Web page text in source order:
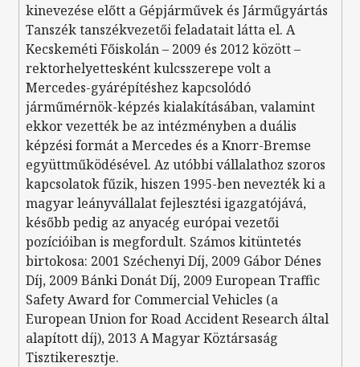
kinevezése előtt a Gépjárművek és Járműgyártás
Tanszék tanszékvezetői feladatait látta el. A
Kecskeméti Főiskolán – 2009 és 2012 között –
rektorhelyettesként kulcsszerepe volt a
Mercedes-gyárépítéshez kapcsolódó
járműmérnök-képzés kialakításában, valamint
ekkor vezették be az intézményben a duális
képzési formát a Mercedes és a Knorr-Bremse
együttműködésével. Az utóbbi vállalathoz szoros
kapcsolatok fűzik, hiszen 1995-ben nevezték ki a
magyar leányvállalat fejlesztési igazgatójává,
később pedig az anyacég európai vezetői
pozícióiban is megfordult. Számos kitüntetés
birtokosa: 2001 Széchenyi Díj, 2009 Gábor Dénes
Díj, 2009 Bánki Donát Díj, 2009 European Traffic
Safety Award for Commercial Vehicles (a
European Union for Road Accident Research által
alapított díj), 2013 A Magyar Köztársaság
Tisztikeresztje.